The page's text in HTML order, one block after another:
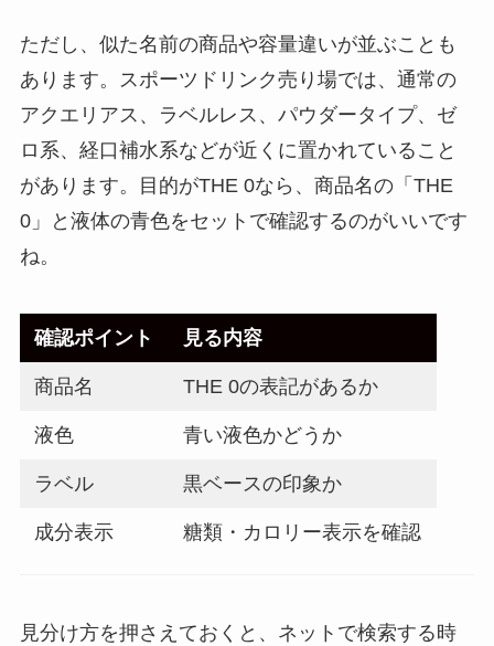
ただし、似た名前の商品や容量違いが並ぶことも
あります。スポーツドリンク売り場では、通常の
アクエリアス、ラベルレス、パウダータイプ、ゼ
ロ系、経口補水系などが近くに置かれていること
があります。目的がTHE 0なら、商品名の「THE
0」と液体の青色をセットで確認するのがいいです
ね。
確認ポイント 見る内容
商品名 THE 0の表記があるか
液色 青い液色かどうか
ラベル 黒ベースの印象か
成分表示 糖類・カロリー表示を確認
見分け方を押さえておくと、ネットで検索する時